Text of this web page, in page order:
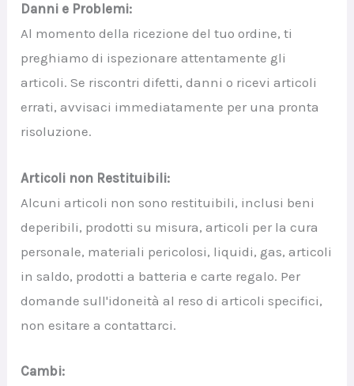
Danni e Problemi:
Al momento della ricezione del tuo ordine, ti
preghiamo di ispezionare attentamente gli
articoli. Se riscontri difetti, danni o ricevi articoli
errati, avvisaci immediatamente per una pronta
risoluzione.
Articoli non Restituibili:
Alcuni articoli non sono restituibili, inclusi beni
deperibili, prodotti su misura, articoli per la cura
personale, materiali pericolosi, liquidi, gas, articoli
in saldo, prodotti a batteria e carte regalo. Per
domande sull'idoneità al reso di articoli specifici,
non esitare a contattarci.
Cambi: